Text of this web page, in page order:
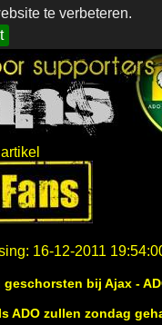
te verbeteren.
16-12-2011
geschorsten bij Ajax -
ADO zullen zondag